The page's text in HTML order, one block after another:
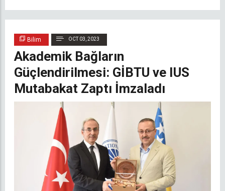
Bilim OCT 03, 2023
Akademik Bağların
Güçlendirilmesi: GİBTU ve IUS
Mutabakat Zaptı İmzaladı